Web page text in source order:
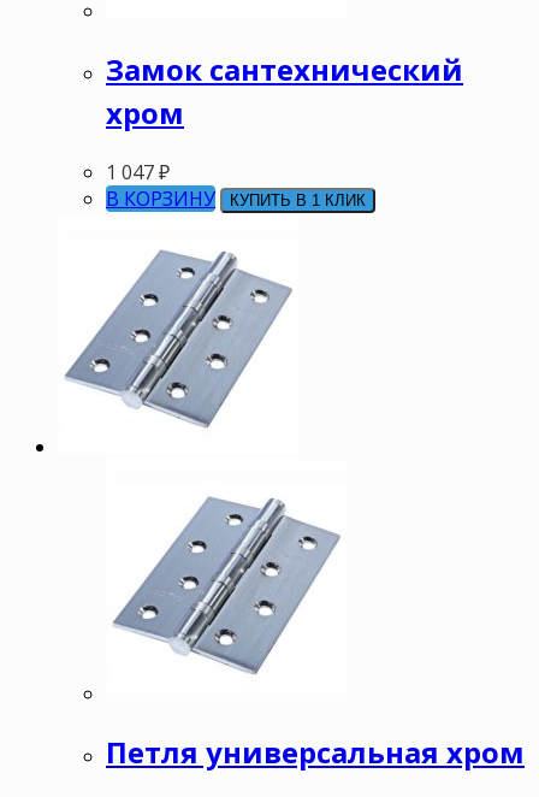
Замок сантехнический
хром
1 047₽
В КОРЗИНУ
КУПИТЬ В 1 КЛИК
Петля универсальная хром